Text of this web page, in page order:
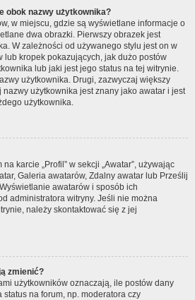
obok nazwy użytkownika?
w miejscu, gdzie są wyświetlane informacje o
dwa obrazki. Pierwszy obrazek jest
W zależności od używanego stylu jest on w
lub kropek pokazujących, jak dużo postów
lub jaki jest jego status na tej witrynie.
użytkownika. Drugi, zazwyczaj większy
użytkownika jest znany jako awatar i jest
użytkownika.
karcie „Profil” w sekcji „Awatar”, używając
Galeria awatarów, Zdalny awatar lub Prześlij
awatarów i sposób ich
administratora witryny. Jeśli nie można
należy skontaktować się z jej
zmienić?
użytkowników oznaczają, ile postów dany
status na forum, np. moderatora czy